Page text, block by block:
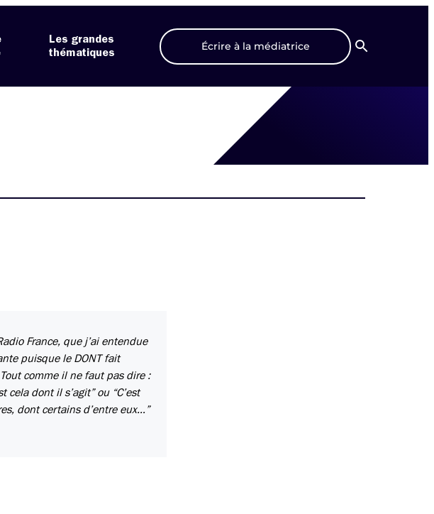
Les grandes
thématiques
Écrire à la médiatrice
Recherche
France, que j’ai entendue
puisque le DONT fait
comme il ne faut pas dire :
cela dont il s’agit” ou “C’est
dont certains d’entre eux…”